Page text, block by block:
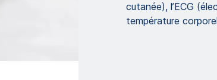
cutanée), l’ECG
température